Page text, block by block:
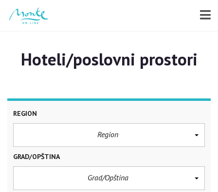
Hoteli/poslovni prostori
REGION
Region
GRAD/OPŠTINA
Grad/Opština